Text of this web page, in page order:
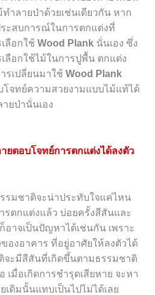
ำลายป่าด้วยเช่นเดียวกัน หาก
ะสบการณ์ในการตกแต่งที่
ลือกใช้ Wood Plank นั่นเอง ซึ่ง
ลือกใช้ไม้ในการปูพื้น ตกแต่ง
รเปลี่ยนมาใช้ Wood Plank
จทย์ความสวยงามแบบไม้แท้ได้
ยป่านั่นเอง
ยตอบโจทย์การตกแต่งได้ลงตัว
รมชาติจะน่าประทับใจแค่ไหน
รตกแต่งแล้ว บ่อยครั้งสีสันและ
าจเป็นปัญหาได้เช่นกัน เพราะ
องอาคาร ที่อยู่อาศัยให้ลงตัวได้
จะมีสีสันที่เกิดขึ้นตามธรรมชาติ
มื่อเกิดการชำรุดเสียหาย จะหา
ดิมนั้นแทบเป็นไปไม่ได้เลย